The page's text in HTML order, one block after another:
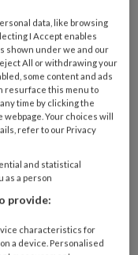
data, like browsing
I Accept enables
shown under we and our
All or withdrawing your
some content and ads
resurface this menu to
time by clicking the
Your choices will
refer to our Privacy
and statistical
as a person
provide:
characteristics for
a device. Personalised